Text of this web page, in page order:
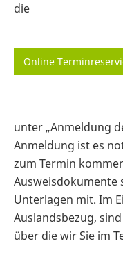
die
Online
unter „Anmeldung
Anmeldung ist es
zum Termin
Ausweisdokumente
Unterlagen mit. Im
Auslandsbezug,
über die wir Sie im